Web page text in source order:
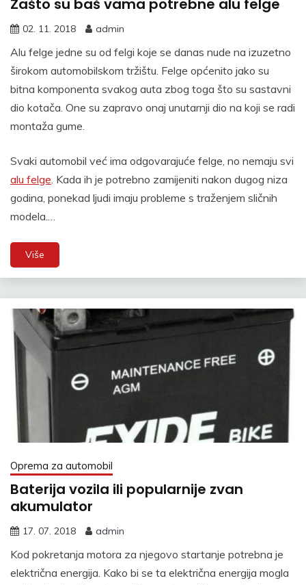
Zašto su baš vama potrebne alu felge
02. 11. 2018 admin
Alu felge jedne su od felgi koje se danas nude na izuzetno
širokom automobilskom tržištu. Felge općenito jako su
bitna komponenta svakog auta zbog toga što su sastavni
dio kotača. One su zapravo onaj unutarnji dio na koji se radi
montaža gume.
Svaki automobil već ima odgovarajuće felge, no nemaju svi
alu felge . Kada ih je potrebno zamijeniti nakon dugog niza
godina, ponekad ljudi imaju probleme s traženjem sličnih
modela.…
Više
Oprema za automobil
Baterija vozila ili popularnije zvan
akumulator
17. 07. 2018 admin
Kod pokretanja motora za njegovo startanje potrebna je
električna energija. Kako bi se ta električna energija mogla